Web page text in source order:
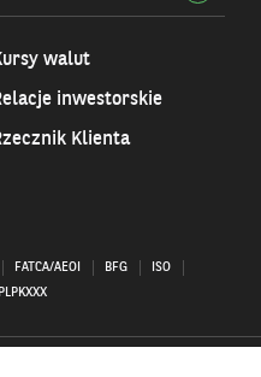
walut
inwestorskie
Klienta
FATCA/AEOI BFG
ISO